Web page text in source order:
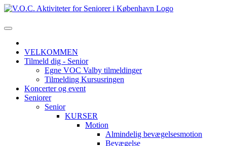
VELKOMMEN
Tilmeld dig - Senior
Egne VOC Valby tilmeldinger
Tilmelding Kursusringen
Koncerter og event
Seniorer
Senior
KURSER
Motion
Almindelig bevægelsesmotion
Bevægelse